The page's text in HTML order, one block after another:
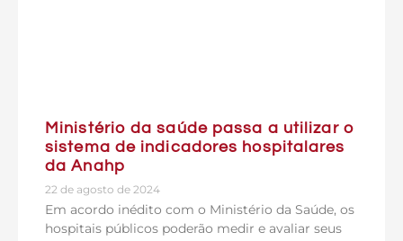
Ministério da saúde passa a utilizar o
sistema de indicadores hospitalares
da Anahp
22 de agosto de 2024
Em acordo inédito com o Ministério da Saúde, os
hospitais públicos poderão medir e avaliar seus